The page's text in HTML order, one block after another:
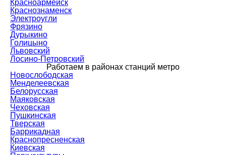
Красноармейск
Краснознаменск
Электроугли
Фрязино
Дурыкино
Голицыно
Львовский
Лосино-Петровский
Работаем в районах станций метро
Новослободская
Менделеевская
Белорусская
Маяковская
Чеховская
Пушкинская
Тверская
Баррикадная
Краснопресненская
Киевская